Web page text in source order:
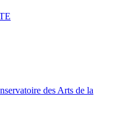
des Arts de la